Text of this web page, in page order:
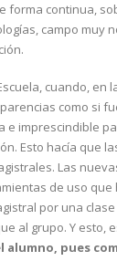
forma continua,
campo muy
cuando, en
como si
e imprescindible
Esto hacía que
Las
de uso que
por una
al grupo. Y esto,
alumno, pues